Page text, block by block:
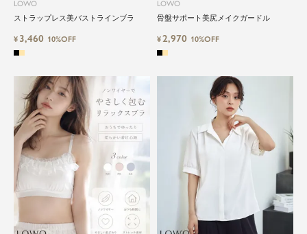
LOWO
ストラップレス美バストラインブラ
¥ 3,460 10%OFF
LOWO
骨盤サポート美尻メイクガードル
¥2,970 10%OFF